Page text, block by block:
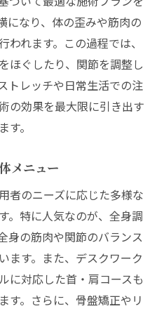
になり、体の歪みや筋肉の
れます。この過程では、
ほぐしたり、関節を調整し
トレッチや日常生活での注
の効果を最大限に引き出す
。
メニュー
者のニーズに応じた多様な
。特に人気なのが、全身調
身の筋肉や関節のバランス
ます。また、デスクワーク
に対応した首・肩コースも
す。さらに、骨盤矯正やリ